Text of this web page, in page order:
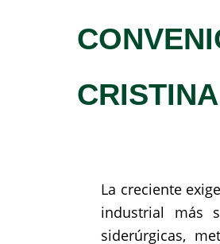
La creciente
industrial más
siderúrgicas,